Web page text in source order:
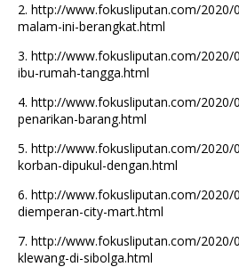
2. http://www.fokusliputan.com/2020/
malam-ini-berangkat.html
3. http://www.fokusliputan.com/2020/
ibu-rumah-tangga.html
4. http://www.fokusliputan.com/2020/
penarikan-barang.html
5. http://www.fokusliputan.com/2020/
korban-dipukul-dengan.html
6. http://www.fokusliputan.com/2020/
diemperan-city-mart.html
7. http://www.fokusliputan.com/2020/
klewang-di-sibolga.html